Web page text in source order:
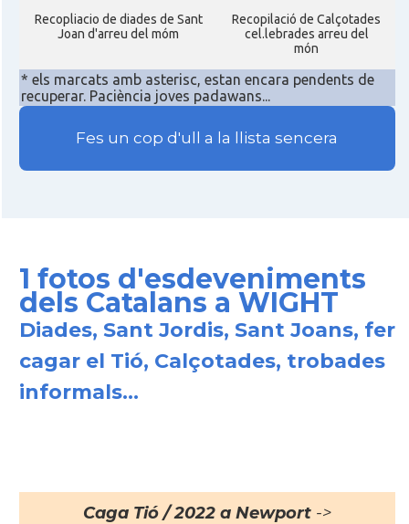
Recopliacio de diades de Sant
Joan d'arreu del móm
Recopilació de Calçotades
cel.lebrades arreu del
món
* els marcats amb asterisc, estan encara pendents de
recuperar. Paciència joves padawans...
Fes un cop d'ull a la llista sencera
1 fotos d'esdeveniments
dels Catalans a WIGHT
Diades, Sant Jordis, Sant Joans, fer
cagar el Tió, Calçotades, trobades
informals...
Caga Tió / 2022 a Newport->